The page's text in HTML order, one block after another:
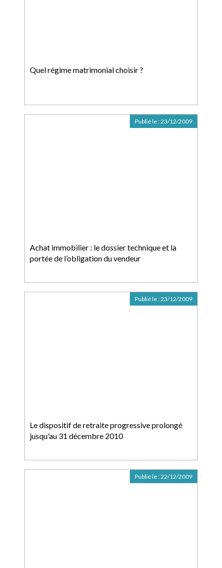
Quel régime matrimonial choisir ?
Achat immobilier : le dossier technique et la
portée de l’obligation du vendeur
Publié le :23/12/2009
Le dispositif de retraite progressive prolongé
jusqu'au 31 décembre 2010
Publié le :23/12/2009
Publié le :22/12/2009